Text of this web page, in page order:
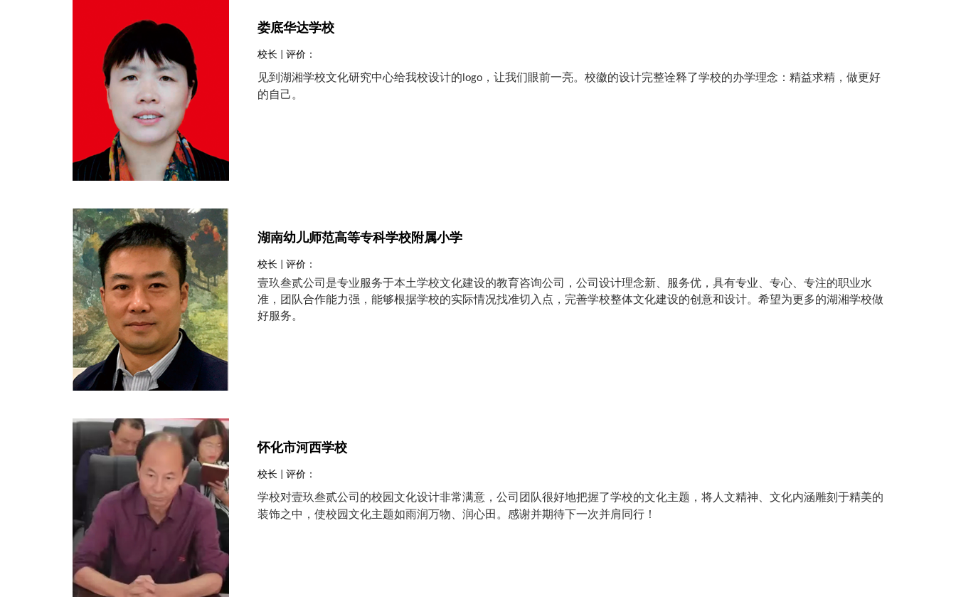
娄底华达学校
校长 | 评价：
见到湖湘学校文化研究中心给我校设计的logo，让我们眼前一亮。校徽的设计完整诠释了学校的办学理念：精益求精，做更好
的自己。
湖南幼儿师范高等专科学校附属小学
校长 | 评价：
壹玖叁贰公司是专业服务于本土学校文化建设的教育咨询公司，公司设计理念新、服务优，具有专业、专心、专注的职业水
准，团队合作能力强，能够根据学校的实际情况找准切入点，完善学校整体文化建设的创意和设计。希望为更多的湖湘学校做
好服务。
怀化市河西学校
校长 | 评价：
学校对壹玖叁贰公司的校园文化设计非常满意，公司团队很好地把握了学校的文化主题，将人文精神、文化内涵雕刻于精美的
装饰之中，使校园文化主题如雨润万物、润心田。感谢并期待下一次并肩同行！